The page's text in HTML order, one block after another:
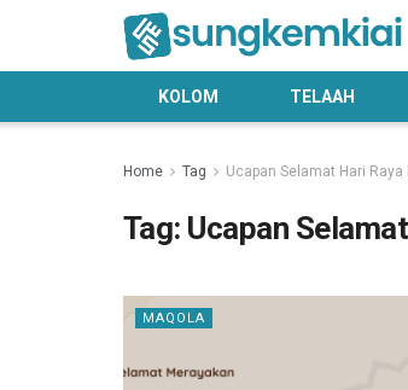
KOLOM TELAAH
Home Tag Ucapan Selamat Hari Raya
Tag: Ucapan
MAQOLA